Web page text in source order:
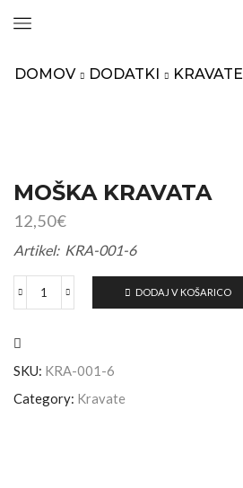
DOMOV DODATKI KRAVATE
MOŠKA KRAVATA
12,50€
Artikel: KRA-001-6
DODAJ V KOŠARICO
SKU: KRA-001-6
Category: Kravate